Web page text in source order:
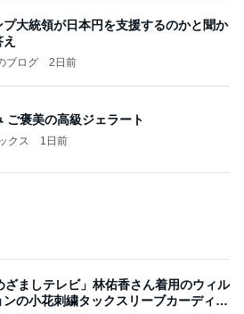
プ大統領が日本円を支援するのかと聞か
ブログ 2日前
ご褒美の高級ジェラート
クス 1日前
ざましテレビ」林佑香さん着用のウィル
の小花刺繍タックスリーブカーディガ